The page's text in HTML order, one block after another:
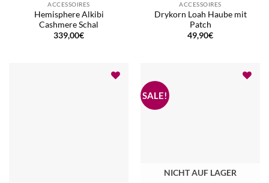
ACCESSOIRES
Hemisphere Alkibi
Cashmere Schal
339,00€
ACCESSOIRES
Drykorn Loah Haube mit
Patch
49,90€
NICHT AUF LAGER